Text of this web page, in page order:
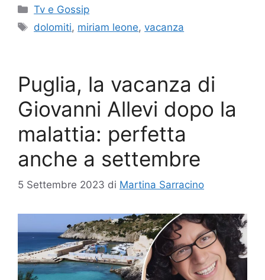
Categorie
Tv e Gossip
Tag
dolomiti, miriam leone,vacanza
Puglia, la vacanza di
Giovanni Allevi dopo la
malattia: perfetta
anche a settembre
5 Settembre 2023 di Martina Sarracino